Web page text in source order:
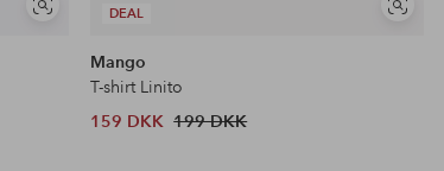
Se
DEAL
Se
Mango
T-shirt Linito
159 DKK 199 DKK